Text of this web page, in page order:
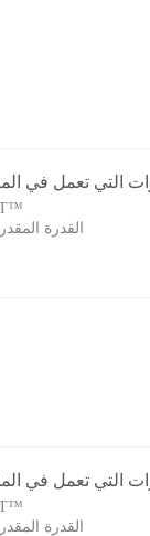
القدرة
القدرة